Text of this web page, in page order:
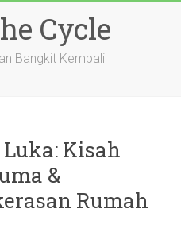
Cycle
Bangkit Kembali
Kisah
&
Rumah